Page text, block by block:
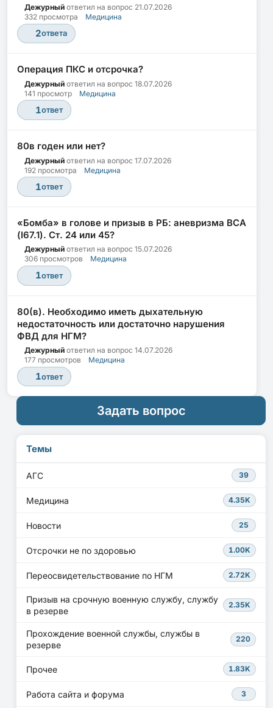
Дежурный ответил на вопрос 21.07.2026
332 просмотра
Медицина
2ответа
Операция ПКС и отсрочка?
Дежурный ответил на вопрос 18.07.2026
141 просмотр
Медицина
1ответ
80в годен или нет?
Дежурный ответил на вопрос 17.07.2026
192 просмотра
Медицина
1ответ
«Бомба» в голове и призыв в РБ: аневризма ВСА
(I67.1). Ст. 24 или 45?
Дежурный ответил на вопрос 15.07.2026
306 просмотров
Медицина
1ответ
80(в). Необходимо иметь дыхательную
недостаточность или достаточно нарушения
ФВД для НГМ?
Дежурный ответил на вопрос 14.07.2026
177 просмотров
Медицина
1ответ
Задать вопрос
Темы
АГС 39
Медицина 4.35K
Новости 25
Отсрочки не по здоровью 1.00K
Переосвидетельствование по НГМ 2.72K
Призыв на срочную военную службу, службу
в резерве
2.35K
Прохождение военной службы, службы в
резерве
220
Прочее 1.83K
Работа сайта и форума 3